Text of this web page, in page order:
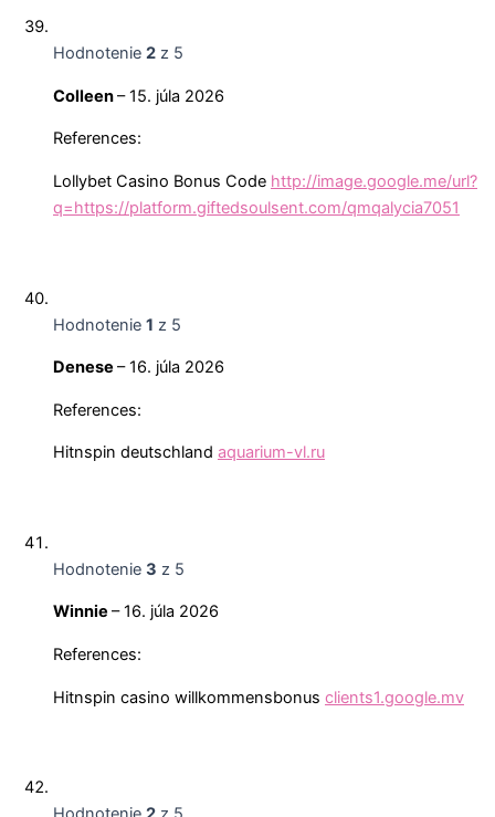
Hodnotenie 2 z 5
Colleen– 15. júla 2026
References:
Lollybet Casino Bonus Code http://image.google.me/url?
q=https://platform.giftedsoulsent.com/qmqalycia7051
Hodnotenie 1 z 5
Denese – 16. júla 2026
References:
Hitnspin deutschland aquarium-vl.ru
Hodnotenie 3 z 5
Winnie – 16. júla 2026
References:
Hitnspin casino willkommensbonus clients1.google.mv